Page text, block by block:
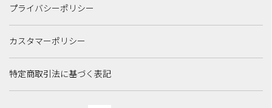
プライバシーポリシー
カスタマーポリシー
特定商取引法に基づく表記